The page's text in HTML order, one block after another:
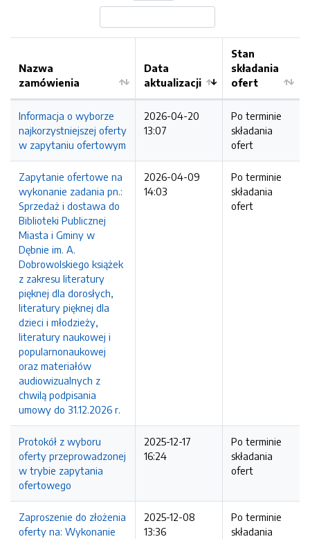
Nazwa
zamówienia
Data
aktualizacji
Stan
składania
ofert
Informacja o wyborze
najkorzystniejszej oferty
w zapytaniu ofertowym
2026-04-20
13:07
Po terminie
składania
ofert
Zapytanie ofertowe na
wykonanie zadania pn.:
Sprzedaż i dostawa do
Biblioteki Publicznej
Miasta i Gminy w
Dębnie im. A.
Dobrowolskiego książek
z zakresu literatury
pięknej dla dorosłych,
literatury pięknej dla
dzieci i młodzieży,
literatury naukowej i
popularnonaukowej
oraz materiałów
audiowizualnych z
chwilą podpisania
umowy do 31.12.2026 r.
2026-04-09
14:03
Po terminie
składania
ofert
Protokół z wyboru
oferty przeprowadzonej
w trybie zapytania
ofertowego
2025-12-17
16:24
Po terminie
składania
ofert
Zaproszenie do złożenia
oferty na: Wykonanie
2025-12-08
13:36
Po terminie
składania